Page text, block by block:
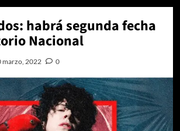
habrá segunda fecha
Nacional
marzo, 2022 0